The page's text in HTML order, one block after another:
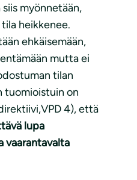
myönnetään,
heikkenee.
ehkäisemään,
mutta ei
tilan
tuomioistuin on
4), että
lupa
vaarantavalta